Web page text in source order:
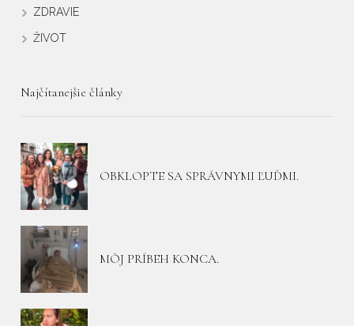
ZDRAVIE
ŽIVOT
Najčítanejšie články
OBKLOPTE SA SPRÁVNYMI ĽUĎMI.
MÔJ PRÍBEH KONCA.